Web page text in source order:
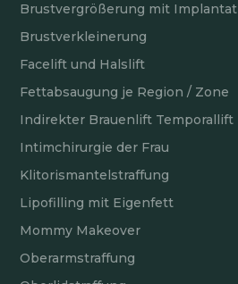
Brustvergrößerung mit Implantat
Brustverkleinerung
Facelift und Halslift
Fettabsaugung je Region / Zone
Indirekter Brauenlift Temporallift
Intimchirurgie der Frau
Klitorismantelstraffung
Lipofilling mit Eigenfett
Mommy Makeover
Oberarmstraffung